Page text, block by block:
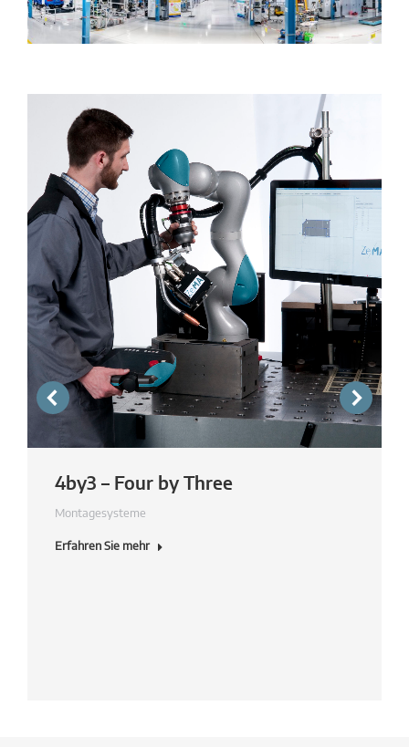
4by3 – Four by Three
Montagesysteme
Erfahren Sie mehr